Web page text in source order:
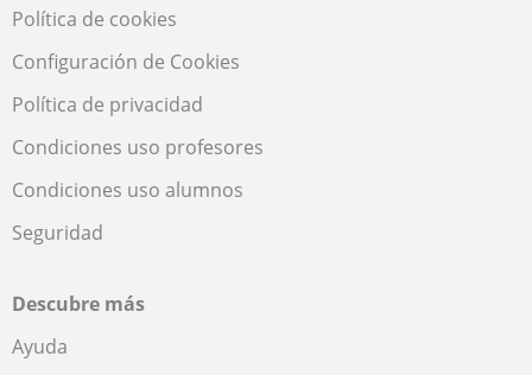
Política de cookies
Configuración de Cookies
Política de privacidad
Condiciones uso profesores
Condiciones uso alumnos
Seguridad
Descubre más
Ayuda